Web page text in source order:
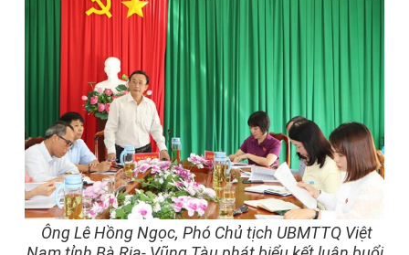
Ông Lê Hồng Ngọc, Phó Chủ tịch UBMTTQ Việt